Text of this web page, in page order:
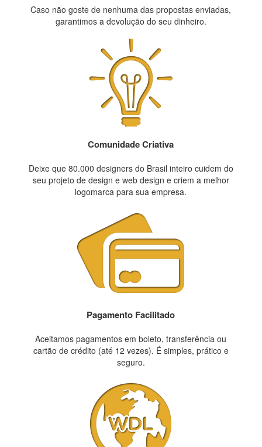
Caso não goste de nenhuma das propostas enviadas,
garantimos a devolução do seu dinheiro.
Comunidade Criativa
Deixe que 80.000 designers do Brasil inteiro cuidem do
seu projeto de design e web design e criem a melhor
logomarca para sua empresa.
Pagamento Facilitado
Aceitamos pagamentos em boleto, transferência ou
cartão de crédito (até 12 vezes). É simples, prático e
seguro.